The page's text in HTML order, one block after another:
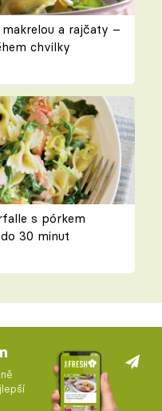
a rajčaty –
chvilky
s pórkem
30 minut